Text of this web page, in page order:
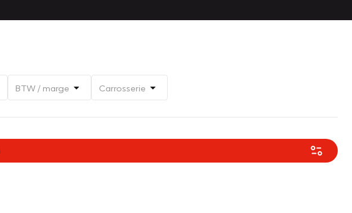
BTW / marge Carrosserie